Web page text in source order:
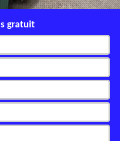
gratuit